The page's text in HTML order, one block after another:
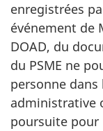
enregistrées
événement de
DOAD, du
du PSME ne
personne dans
administrative
poursuite pour